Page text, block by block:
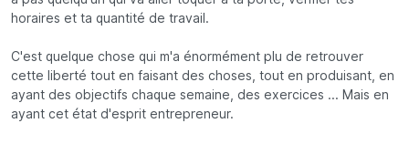
horaires et ta quantité de travail.
C'est quelque chose qui m'a énormément plu de retrouver
cette liberté tout en faisant des choses, tout en produisant, en
ayant des objectifs chaque semaine, des exercices ... Mais en
ayant cet état d'esprit entrepreneur.